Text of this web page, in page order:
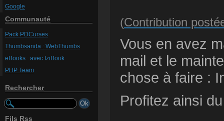
Google
Communauté
Pack PDCurses
Thumbsanda : WebThumbs
eBooks : avec IziBook
PHP Team
Rechercher
Fils Rss
(Contribution
Vous en avez
mail et le
chose à faire :
Profitez ainsi